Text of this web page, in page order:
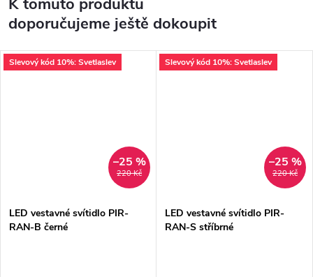
K tomuto produktu
doporučujeme ještě dokoupit
Slevový kód 10%: Svetlaslev
220 Kč
–25 %
LED vestavné svítidlo PIR-
RAN-B černé
Slevový kód 10%: Svetlaslev
220 Kč
–25 %
LED vestavné svítidlo PIR-
RAN-S stříbrné